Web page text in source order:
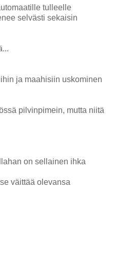
tulleelle
selvästi sekaisin
ja maahisiin uskominen
pilvinpimein, mutta niitä
on sellainen ihka
väittää olevansa